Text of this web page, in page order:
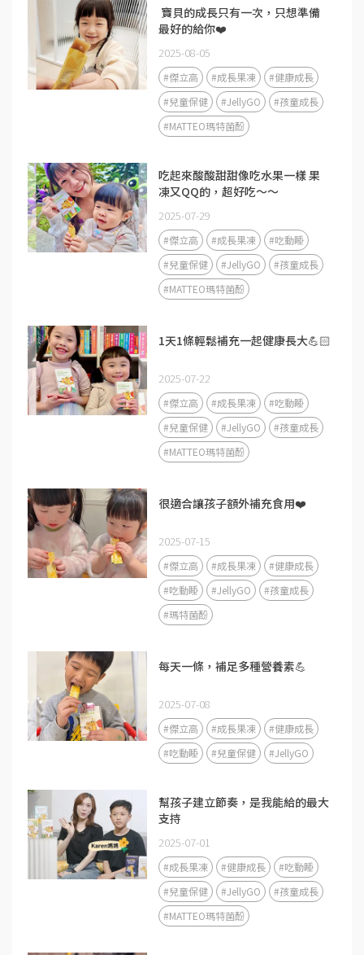
​ 寶貝的成長只有一次，只想準備
最好的給你❤️
2025-08-05
#傑立高 #成長果凍
#健康成長
#兒童保健
#JellyGO
#孩童成長
#MATTEO瑪特菌酚
吃起來酸酸甜甜像吃水果一樣 果
凍又QQ的，超好吃～～
2025-07-29
#傑立高 #成長果凍
#吃動睡
#兒童保健
#JellyGO
#孩童成長
#MATTEO瑪特菌酚
1天1條輕鬆補充一起健康長大💪🏻
2025-07-22
#傑立高 #成長果凍
#吃動睡
#兒童保健
#JellyGO
#孩童成長
#MATTEO瑪特菌酚
很適合讓孩子額外補充食用❤️
2025-07-15
#傑立高 #成長果凍
#健康成長
#吃動睡
#JellyGO
#孩童成長
#瑪特菌酚
每天一條，補足多種營養素💪
2025-07-08
#傑立高 #成長果凍
#健康成長
#吃動睡
#兒童保健 #JellyGO
幫孩子建立節奏，是我能給的最大
支持
2025-07-01
#成長果凍 #健康成長
#吃動睡
#兒童保健
#JellyGO
#孩童成長
#MATTEO瑪特菌酚